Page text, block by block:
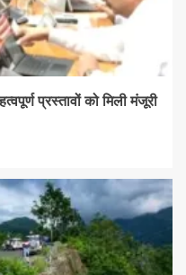
प्रस्तावों को मिली मंजूरी